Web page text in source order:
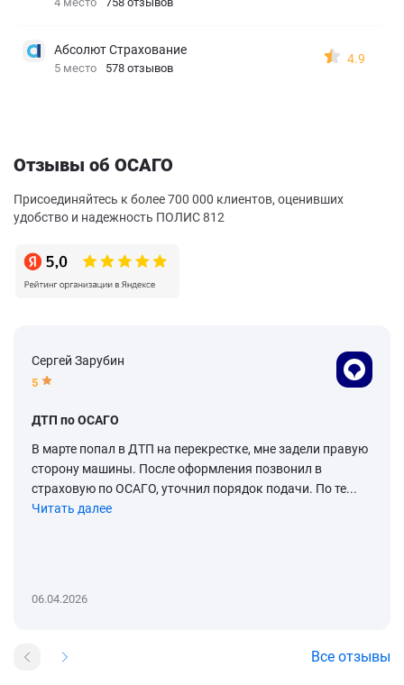
Абсолют Страхование
5 место 578 отзывов
4.9
Отзывы об ОСАГО
Присоединяйтесь к более 700 000 клиентов, оценивших
удобство и надежность ПОЛИС 812
Сергей Зарубин
5
ДТП по ОСАГО
В марте попал в ДТП на перекрестке, мне задели правую
сторону машины. После оформления позвонил в
страховую по ОСАГО, уточнил порядок подачи. По те...
Читать далее
06.04.2026
Все отзывы